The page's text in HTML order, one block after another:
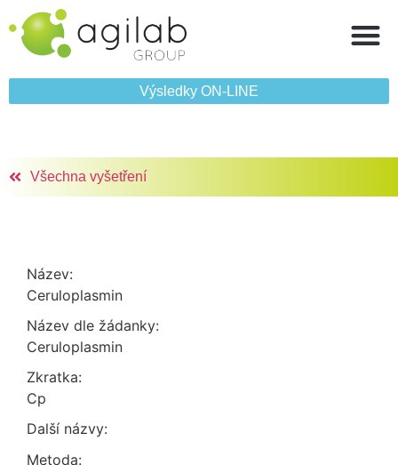
Výsledky ON‑LINE
Všechna vyšetření
Název:
Ceruloplasmin
Název dle žádanky:
Ceruloplasmin
Zkratka:
Cp
Další názvy:
Metoda: